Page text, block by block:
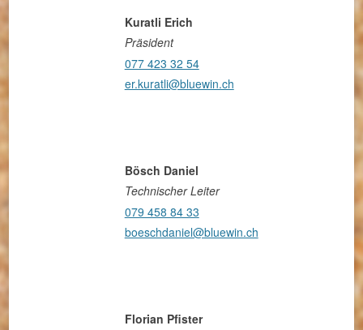
Kuratli Erich
Präsident
077 423 32 54
er.kuratli@bluewin.ch
Bösch Daniel
Technischer Leiter
079 458 84 33
boeschdaniel@bluewin.ch
Florian Pfister